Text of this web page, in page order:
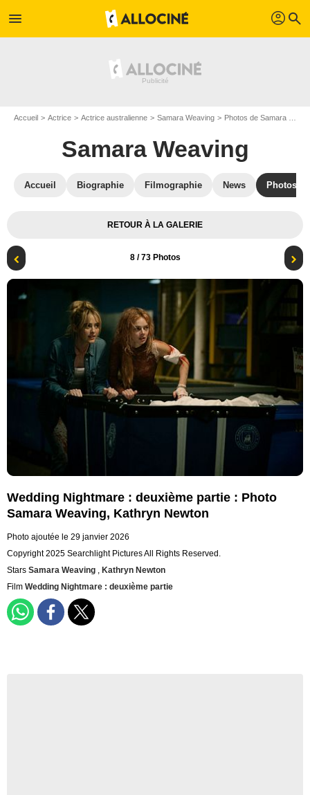
menu profil search
Accueil Actrice Actrice australienne Samara Weaving Photos de Samara Weaving
Samara Weaving
Accueil Biographie Filmographie News Photos
RETOUR À LA GALERIE
8/ 73 Photos
Wedding Nightmare : deuxième partie : Photo
Samara Weaving, Kathryn Newton
Photo ajoutée le 29 janvier 2026
Copyright 2025 Searchlight Pictures All Rights Reserved.
Stars Samara Weaving , Kathryn Newton
Film Wedding Nightmare : deuxième partie